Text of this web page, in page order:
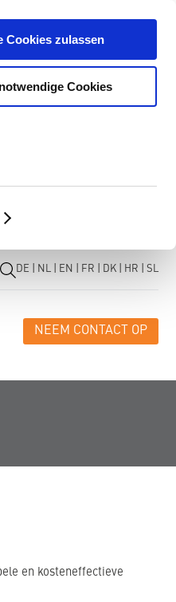
Cookies zulassen
Cookies
DE NL EN FR DK HR SL
NEEM CONTACT OP
en kosteneffectieve